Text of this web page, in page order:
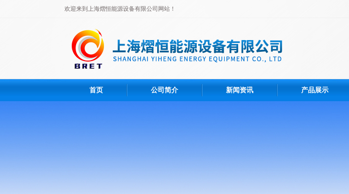
欢迎来到上海熠恒能源设备有限公司网站！
首页 公司简介 新闻资讯 产品展示